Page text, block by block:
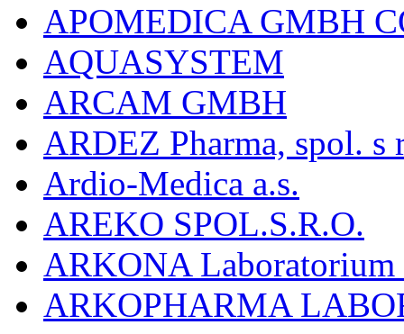
APOMEDICA GMBH
AQUASYSTEM
ARCAM GMBH
ARDEZ Pharma, spol. s
Ardio-Medica a.s.
AREKO SPOL.S.R.O.
ARKONA
ARKOPHARMA